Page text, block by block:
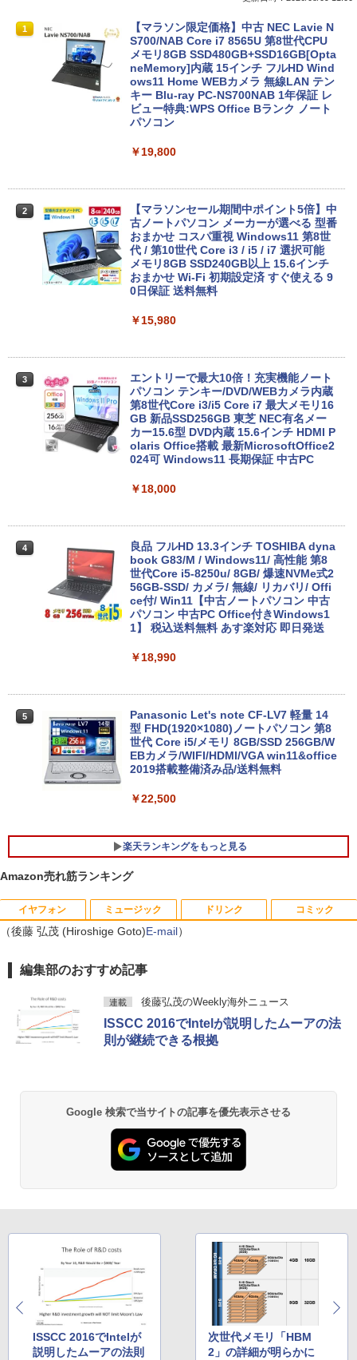
1
【マラソン限定価格】中古 NEC Lavie N
S700/NAB Core i7 8565U 第8世代CPU
メモリ8GB SSD480GB+SSD16GB[Opta
neMemory]内蔵 15インチ フルHD Wind
ows11 Home WEBカメラ 無線LAN テン
キー Blu-ray PC-NS700NAB 1年保証 レ
ビュー特典:WPS Office Bランク ノート
パソコン
￥19,800
2
【マラソンセール期間中ポイント5倍】中
古ノートパソコン メーカーが選べる 型番
おまかせ コスパ重視 Windows11 第8世
代 / 第10世代 Core i3 / i5 / i7 選択可能
メモリ8GB SSD240GB以上 15.6インチ
おまかせ Wi-Fi 初期設定済 すぐ使える 9
0日保証 送料無料
￥15,980
3
エントリーで最大10倍！充実機能ノート
パソコン テンキー/DVD/WEBカメラ内蔵
第8世代Core i3/i5 Core i7 最大メモリ16
GB 新品SSD256GB 東芝 NEC有名メー
カー15.6型 DVD内蔵 15.6インチ HDMI P
olaris Office搭載 最新MicrosoftOffice2
024可 Windows11 長期保証 中古PC
￥18,000
4
良品 フルHD 13.3インチ TOSHIBA dyna
book G83/M / Windows11/ 高性能 第8
世代Core i5-8250u/ 8GB/ 爆速NVMe式2
56GB-SSD/ カメラ/ 無線/ リカバリ/ Offi
ce付/ Win11【中古ノートパソコン 中古
パソコン 中古PC Office付きWindows1
1】 税込送料無料 あす楽対応 即日発送
￥18,990
5
Panasonic Let's note CF-LV7 軽量 14
型 FHD(1920×1080)ノートパソコン 第8
世代 Core i5/メモリ 8GB/SSD 256GB/W
EBカメラ/WIFI/HDMI/VGA win11&office
2019搭載整備済み品/送料無料
￥22,500
楽天ランキングをもっと見る
1
【訳あり品】中古パソコン | NEC | Mate
MKM34B-1 | Windows11 | デスクトップ
B | DVD-ROM | 無線LAN:あり | Win11Pr
o Xeon E3 DELL Precision 3420 256G
B SSD 500GB HDD DVD 省スペース デ
スクトップパソコン 中古PC
￥34,800
ンス】GMKtec G10 ミニPC【AMD Ryz
en 5 3500U DDR4 16GB 512GB/256GB/
1T SSD】4C/8T 3.7GHz 64GB 16T拡張
Windows11 Pro 8K/4K 3画面出力 LAN *
2 WiFi5 Bluetooth5.0 Nucbox みにpc
Ryzen 5 N95/N97/N100/4300U/N150よ
り高性能
￥61,999
1
【マラソンセール期間中ポイント5倍】
【まとめ買いでお得】 中古モニター 18.5
付き サブモニターにおすすめ 動作確認済
モニター 壁掛け フリッカーレス FreeSy
nc 21.5インチ 角度調節 FullHD ブルー
ライトカット VAパネル VESAフル FHD
ノングレア MAXZEN JM22CH02
【3年保証】PS5対応 23.8型 液晶モニタ
ー フルHD IPS リフレッシュレート 100H
z VESA 対応 スピーカー HDMI VGA モニ
ター 液晶 液晶モニター 液晶ディスプレ
イ 23.8インチ パソコンモニター 新品 Fe
uVision FSID24BF0SI フュービジョン
ゲーミングモニター
￥10,980
1
【 限定生産・特典つき 】YUZURU2027
羽生結弦カレンダー壁掛け版 [ 能登 直 ]
￥5,170
2
夢をかなえるゾウ 子ども版1 おかしな
神様ガネーシャとひみつの教え [ 水野敬
【中古】 ホルトハウス房子のお菓子
￥20,585
オレンジページ 2026 10/17号増刊＜グレ
ー＞ [雑誌]
￥1,689
Amazon売れ筋ランキング
イヤフォン
Anker Soundcore P40i オフホワイト
￥7,990
Anker Soundcore Liberty 5 ミッドナイトブ
【2026年アップグレード版】AOKIMI ワイヤ
レスイヤホン bluetooth イヤホン V12 小型
軽量 ブルートゥースHi-Fi 最大36時間再生 ぶ
るーとゅーす コードレス ENCノイズキャン
セリング 自動ペアリング Type-C充電 マイク
付き 防水 タッチ式音量調整 スポーツ/通勤/通
学/WEB会議(ホワイト)
ミュージック
BRUCE WAYNE feat. Flo Milli, ATL Jacob
[Explicit]
￥250
￥250
見知らぬ糸
On My Road (Stadium ver.)
￥250
ドリンク
by Amazon 天然水 ラベルレス 500ml ×24本
富士山の天然水 バナジウム含有 水 ミネラル
ウォーター ペットボトル 静岡県産 500ミリリ
ットル (Smart Basic)
￥1,380
￥1,112
by Amazon 天然水ラベルレス 2L×9本
￥1,117
コミック
薬屋のひとりごと 17巻 (デジタル版ビッグガ
ンガンコミックス)
￥770
￥832
ONE PIECE モノクロ版 115 (ジャンプコミッ
HUNTER×HUNTER モノクロ版 39 (ジャンプ
コミックスDIGITAL)
￥572
（後藤 弘茂 (Hiroshige Goto)E-mail）
編集部のおすすめ記事
連載 後藤弘茂のWeekly海外ニュース
ISSCC 2016でIntelが説明したムーアの法
則が継続できる根拠
Google 検索で当サイトの記事を優先表示させる
ISSCC 2016でIntelが
説明したムーアの法則
次世代メモリ「HBM
2」の詳細が明らかに